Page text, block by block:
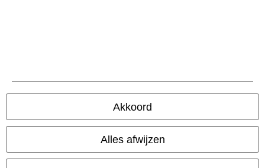
Akkoord
Alles afwijzen